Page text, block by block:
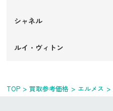
シャネル
ルイ・ヴィトン
TOP 買取参考価格 エルメス